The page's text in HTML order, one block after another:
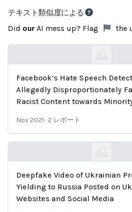
テキスト類似度による
Did our AI mess up? Flag the
Loading...
Facebook’s Hate Speech
Allegedly Disproportionately
Racist Content towards
Nov 2021 · 2 レポート
Loading...
Deepfake Video of Ukrainian
Yielding to Russia Posted on
Websites and Social Media